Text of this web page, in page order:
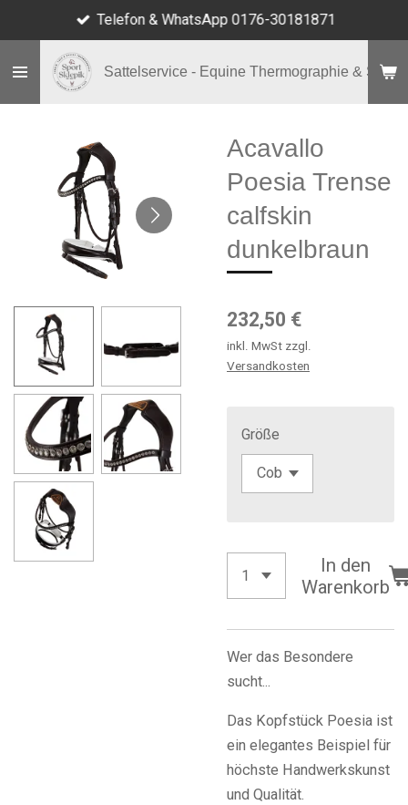
Hauptinhalt
springen
Sattelservice - Equine Thermographie & Shop
Telefon & WhatsApp 0176-30181871
Acavallo
Poesia Trense
calfskin
dunkelbraun
232,50 €
inkl. MwSt zzgl.
Versandkosten
Größe
In den
Warenkorb
Wer das Besondere
sucht...
Das Kopfstück Poesia ist
ein elegantes Beispiel für
höchste Handwerkskunst
und Qualität.